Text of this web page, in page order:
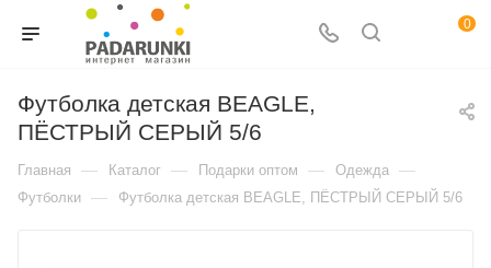
0
Футболка детская BEAGLE,
ПЁСТРЫЙ СЕРЫЙ 5/6
Главная — Каталог — Подарки оптом — Одежда —
Футболки — Футболка детская BEAGLE, ПЁСТРЫЙ СЕРЫЙ 5/6